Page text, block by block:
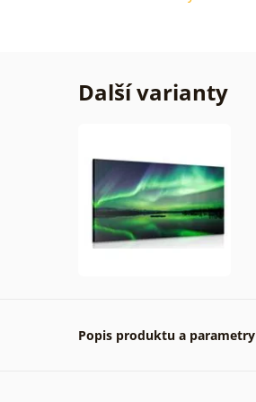
Další varianty
Popis produktu a parametry